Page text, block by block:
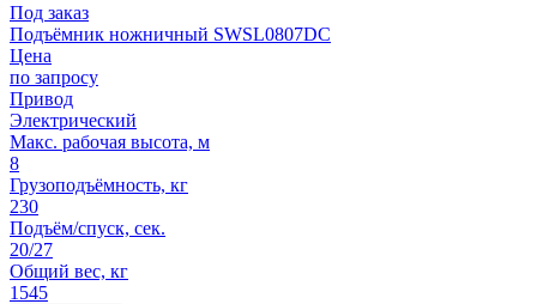
Под заказ
Подъёмник ножничный SWSL0807DC
Цена
по запросу
Привод
Электрический
Макс. рабочая высота, м
8
Грузоподъёмность, кг
230
Подъём/спуск, сек.
20/27
Общий вес, кг
1545